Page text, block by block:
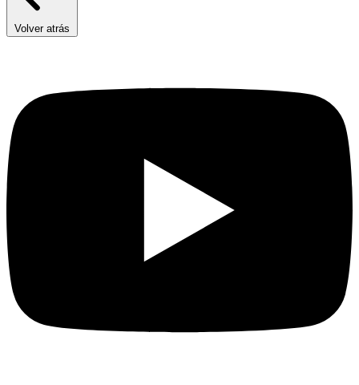
Volver atrás